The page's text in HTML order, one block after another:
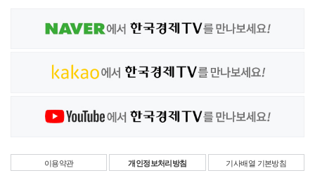
이용약관 개인정보처리방침 기사배열 기본방침